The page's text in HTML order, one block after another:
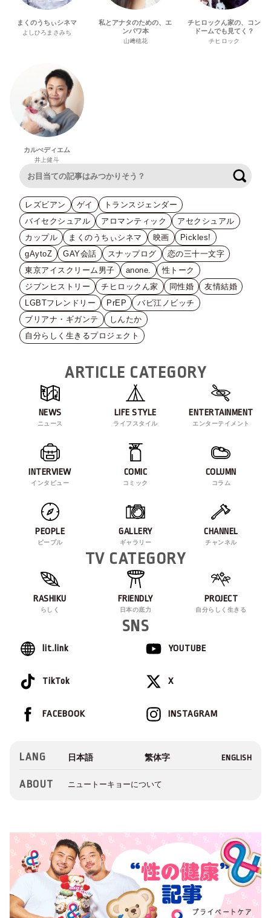
まくのうちぃシネマ
よしひろまさみち
私とアナタのための、エ
ンパワ本
山﨑穂花
チヒロックん家の、コン
ドームでも見てく？
チヒロック
カルぺディエム
井上健斗
レズビアン ゲイ
トランスジェンダー
バイセクシュアル
アロマンティック
アセクシュアル
カップル
まくのうちぃシネマ 映画
Pickles!
gAytoZ
GAY会話 スナップログ
恋の三十一文字
東京アイスクリーム男子
anone.
性トーク
ジブンヒストリー
チヒロックん家 同性婚
友情結婚
LGBTフレンドリー
PrEP
バビ江ノビッチ
ブリアナ・ギガンテ
しんたか
自分らしく生きるプロジェクト
ARTICLE CATEGORY
NEWS
ニュース
LIFE STYLE
ライフスタイル
ENTERTAINMENT
エンターテイメント
INTERVIEW
インタビュー
COMIC
コミック
COLUMN
コラム
PEOPLE
ピープル
GALLERY
ギャラリー
CHANNEL
チャンネル
TV CATEGORY
RASHIKU
らしく
FRIENDLY
日本の底力
PROJECT
自分らしく生きる
SNS
lit.link YOUTUBE
TikTok X
INSTAGRAM
FACEBOOK
LANG
ABOUT ニュートーキョーについて